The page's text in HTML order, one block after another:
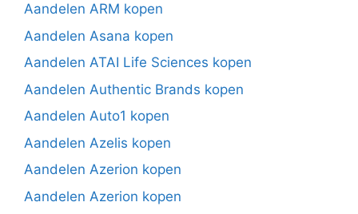
Aandelen ARM kopen
Aandelen Asana kopen
Aandelen ATAI Life Sciences kopen
Aandelen Authentic Brands kopen
Aandelen Auto1 kopen
Aandelen Azelis kopen
Aandelen Azerion kopen
Aandelen Azerion kopen